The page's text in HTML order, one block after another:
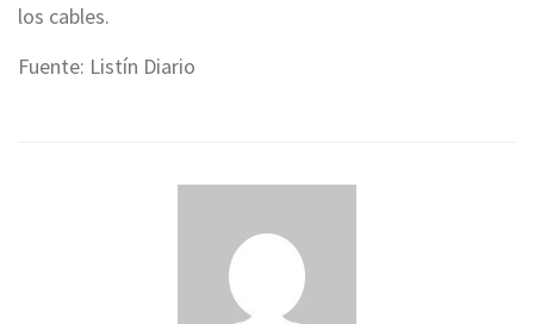
los cables.
Fuente: Listín Diario